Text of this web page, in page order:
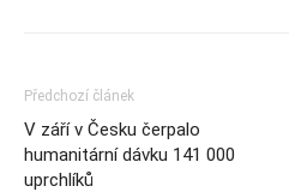
Předchozí článek
V září v Česku čerpalo
humanitární dávku 141 000
uprchlíků